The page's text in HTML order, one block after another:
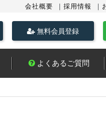
会社概要 採用情報
無料会員登録
よくあるご質問